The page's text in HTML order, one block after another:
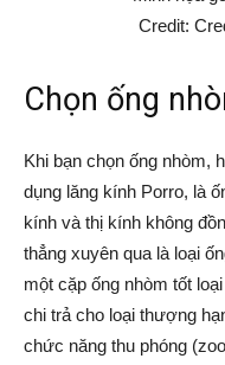
Credit:
Chọn ống
Khi bạn chọn ống nhòm,
dụng lăng kính Porro, là
kính và thị kính không
thẳng xuyên qua là loại
một cặp ống nhòm tốt
chi trả cho loại thượng
chức năng thu phóng